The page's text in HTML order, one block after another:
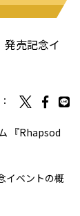
発売記念イ
『Rhapsod
イベントの概